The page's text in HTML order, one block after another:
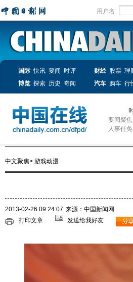
用户名
国际 快讯 要闻 时评 财经 股票 理
博览 探索 历史 奇闻 汽车 购车 行
要闻聚焦
人事任免
中文聚焦> 游戏动漫
2013-02-26 09:24:07 来源：中国新闻网
打印文章
发送给我好友